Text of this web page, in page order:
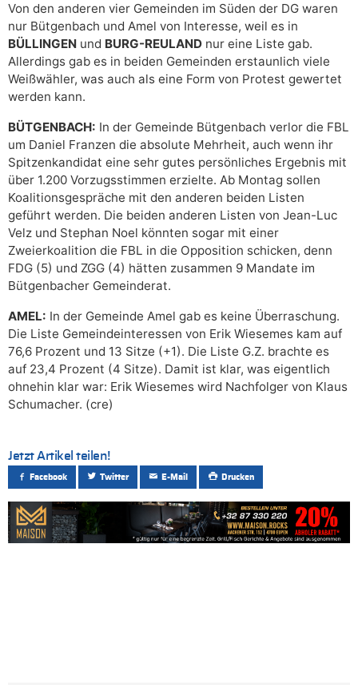
Von den anderen vier Gemeinden im Süden der DG waren
nur Bütgenbach und Amel von Interesse, weil es in
BÜLLINGEN und BURG-REULAND nur eine Liste gab.
Allerdings gab es in beiden Gemeinden erstaunlich viele
Weißwähler, was auch als eine Form von Protest gewertet
werden kann.
BÜTGENBACH: In der Gemeinde Bütgenbach verlor die FBL
um Daniel Franzen die absolute Mehrheit, auch wenn ihr
Spitzenkandidat eine sehr gutes persönliches Ergebnis mit
über 1.200 Vorzugsstimmen erzielte. Ab Montag sollen
Koalitionsgespräche mit den anderen beiden Listen
geführt werden. Die beiden anderen Listen von Jean-Luc
Velz und Stephan Noel könnten sogar mit einer
Zweierkoalition die FBL in die Opposition schicken, denn
FDG (5) und ZGG (4) hätten zusammen 9 Mandate im
Bütgenbacher Gemeinderat.
AMEL: In der Gemeinde Amel gab es keine Überraschung.
Die Liste Gemeindeinteressen von Erik Wiesemes kam auf
76,6 Prozent und 13 Sitze (+1). Die Liste G.Z. brachte es
auf 23,4 Prozent (4 Sitze). Damit ist klar, was eigentlich
ohnehin klar war: Erik Wiesemes wird Nachfolger von Klaus
Schumacher. (cre)
Jetzt Artikel teilen!
Facebook Twitter E-Mail Drucken